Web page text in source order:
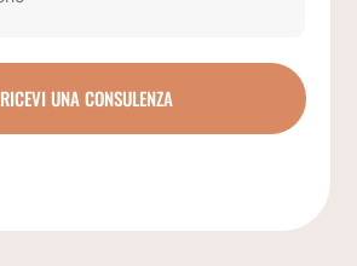
RICEVI UNA CONSULENZA